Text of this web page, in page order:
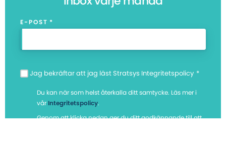
E-POST *
Jag bekräftar att jag läst Stratsys Integritetspolicy *
Du kan när som helst återkalla ditt samtycke. Läs mer i
vår Integritetspolicy.
Genom att klicka nedan ger du ditt godkännande till att